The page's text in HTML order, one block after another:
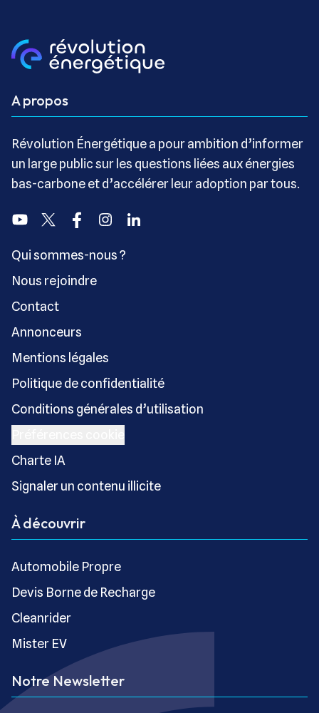
A propos
Révolution Énergétique a pour ambition d’informer
un large public sur les questions liées aux énergies
bas-carbone et d’accélérer leur adoption par tous.
YoutubeTwitter FacebookInstagramLinkedin
Qui sommes-nous ?
Nous rejoindre
Contact
Annonceurs
Mentions légales
Politique de confidentialité
Conditions générales d’utilisation
Charte IA
Signaler un contenu illicite
À découvrir
Automobile Propre
Devis Borne de Recharge
Cleanrider
Mister EV
Notre Newsletter